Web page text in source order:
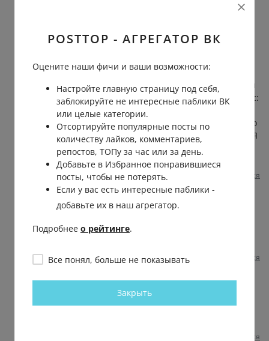
часа):Вопрос: «Вы арестованы за
контрреволюционную деятельность. Признаете
Виновной себя в контрреволюционной
деятельности я не признаю. Никогда и ни с кем я
работы против советской власти не вела».Вопрос:
«Следствие не рекомендует вам прибегать к
методам упорства, предлагаем говорить правду о
своей антисоветской работе».Ответ Берггольц: «Я
говорю только правду».
3 несколько месяцев назад 0 0
Отвечать
Пожаловаться
Виктория Владимировна
дежурстве 15 рублевый?😏
Пожаловаться
Константин Суслопаров
Виктория, вы ошиблись женщина, это
вам к моему оппоненту))
Пожаловаться
POSTTOP - АГРЕГАТОР ВК
Оцените наши фичи и ваши возможности:
Настройте главную страницу под себя,
заблокируйте не интересные паблики ВК
или целые категории.
Отсортируйте популярные посты по
количеству лайков, комментариев,
репостов, ТОПу за час или за день.
Добавьте в Избранное понравившиеся
посты, чтобы не потерять.
Если у вас есть интересные паблики -
добавьте их в наш агрегатор.
Подробнее о рейтинге.
Все понял, больше не показывать
Закрыть